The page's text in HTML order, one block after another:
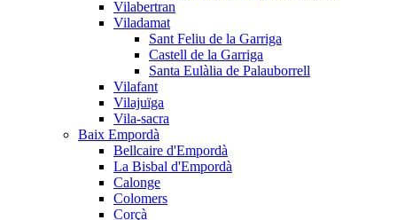
Vilabertran
Viladamat
Sant Feliu de la Garriga
Castell de la Garriga
Santa Eulàlia de Palauborrell
Vilafant
Vilajuïga
Vila-sacra
Baix Empordà
Bellcaire d'Empordà
La Bisbal d'Empordà
Calonge
Colomers
Corçà